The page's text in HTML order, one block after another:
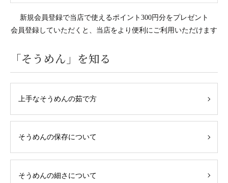
新規会員登録で当店で使えるポイント300円分をプレゼント
会員登録していただくと、当店をより便利にご利用いただけます
「そうめん」を知る
上手なそうめんの茹で方
そうめんの保存について
そうめんの細さについて